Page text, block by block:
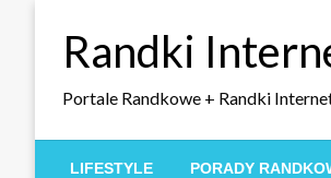
Randki
Portale Randkowe + Randki
LIFESTYLE PORADY